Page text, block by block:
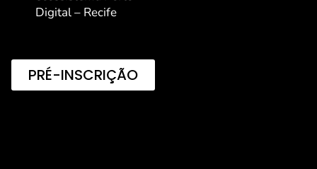
Digital – Recife
PRÉ-INSCRIÇÃO